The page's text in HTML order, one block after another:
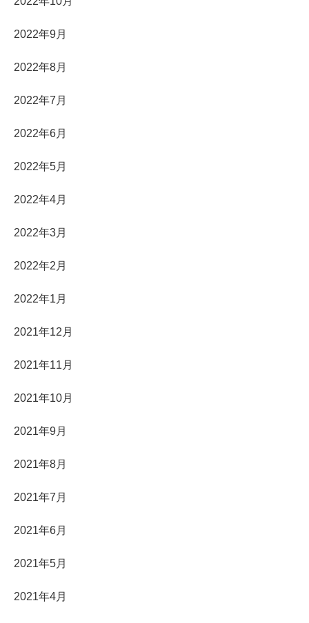
2022年9月
2022年8月
2022年7月
2022年6月
2022年5月
2022年4月
2022年3月
2022年2月
2022年1月
2021年12月
2021年11月
2021年10月
2021年9月
2021年8月
2021年7月
2021年6月
2021年5月
2021年4月